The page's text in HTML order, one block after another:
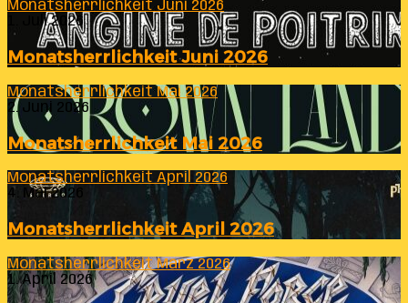
Monatsherrlichkeit Juni 2026
1. Juli 2026
Monatsherrlichkeit Juni 2026
Monatsherrlichkeit Mai 2026
2. Juni 2026
Monatsherrlichkeit Mai 2026
Monatsherrlichkeit April 2026
4. Mai 2026
Monatsherrlichkeit April 2026
Monatsherrlichkeit März 2026
1. April 2026